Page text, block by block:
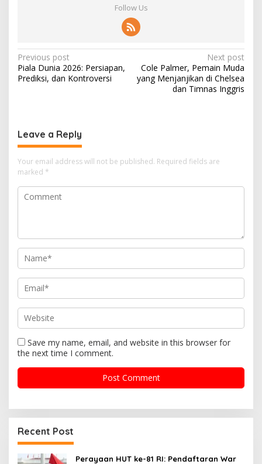
Follow Us
P
o
n
a
v
i
g
i
o
n
Previous post
Piala Dunia 2026: Persiapan,
Prediksi, dan Kontroversi
Next post
Cole Palmer, Pemain Muda
yang Menjanjikan di Chelsea
dan Timnas Inggris
Leave a Reply
Your email address will not be published. Required fields are
marked *
Save my name, email, and website in this browser for
the next time I comment.
Recent Post
Perayaan HUT ke-81 RI: Pendaftaran War